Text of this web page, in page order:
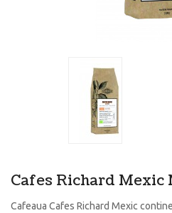
Cafes Richard Mexic
Cafeaua Cafes Richard Mexic